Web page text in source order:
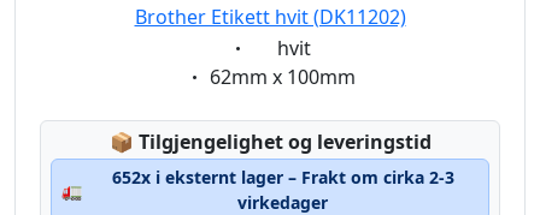
Brother Etikett hvit (DK11202)
Eigenschaft:
hvit
Eigenschaft:
62mm x 100mm
📦 Lagerstatus:
Tilgjengelighet og leveringstid
🚛
652x i eksternt lager – Frakt om cirka 2-3
virkedager